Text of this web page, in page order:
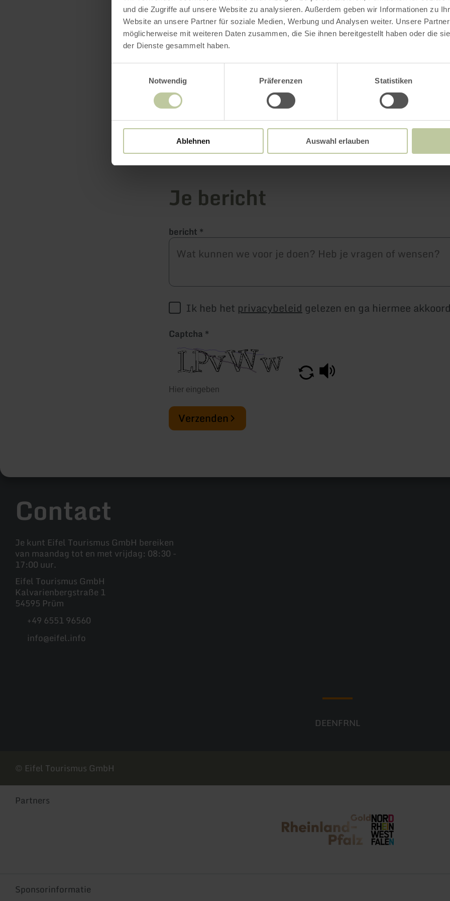
und die Zugriffe auf unsere Website zu analysieren. Außerdem geben wir Informationen zu
Website an unsere Partner für soziale Medien, Werbung und Analysen weiter. Unsere
möglicherweise mit weiteren Daten zusammen, die Sie ihnen bereitgestellt haben oder die
der Dienste gesammelt haben.
Notwendig
Präferenzen Statistiken
Ablehnen Auswahl erlauben
Voornaam
Voer je voornaam in Voer je achternaam in
E-mail*
Je bericht
bericht *
Ik heb het privacybeleidgelezen en ga hiermee
Captcha *
Verzenden
Contact
Je kunt Eifel Tourismus GmbH bereiken
van maandag tot en met vrijdag: 08:30 -
17:00 uur.
Eifel Tourismus GmbH
Kalvarienbergstraße 1
54595 Prüm
+49 6551 96560
info@eifel.info
DEENFRNL
© Eifel Tourismus GmbH
Partners
Rheinland-Pfalz Tourismus NRW Tourismus
Sponsorinformatie